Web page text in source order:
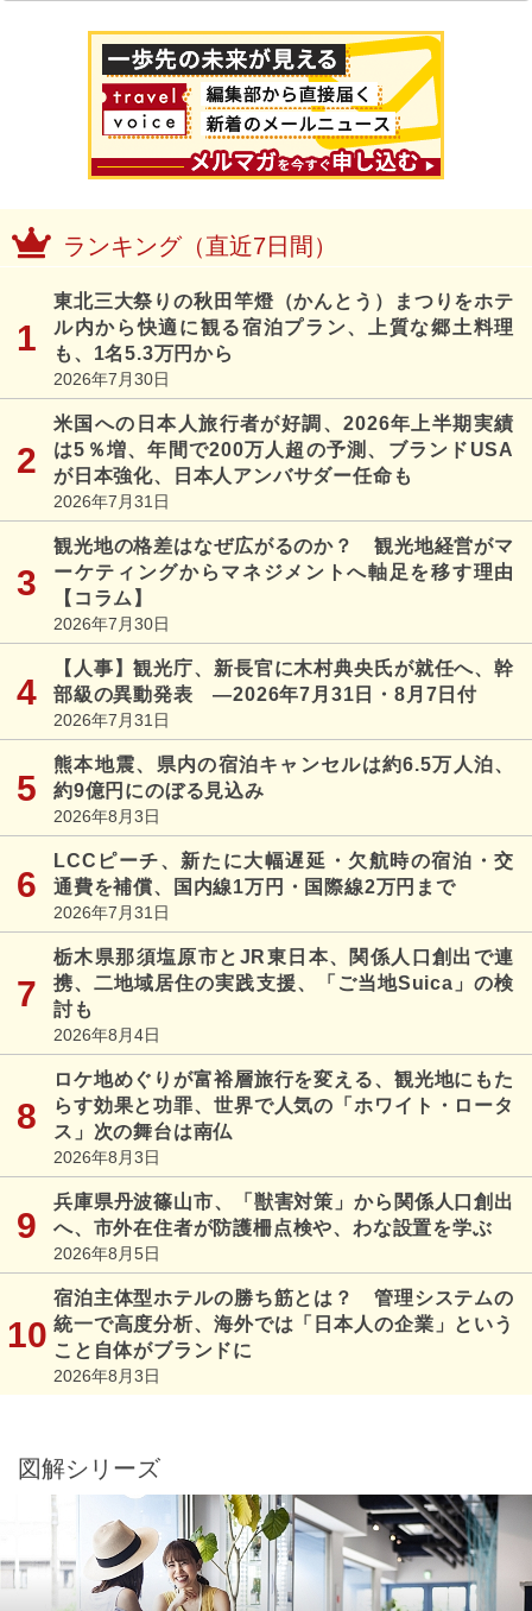
ランキング（直近7日間）
東北三大祭りの秋田竿燈（かんとう）まつりをホテ
ル内から快適に観る宿泊プラン、上質な郷土料理
も、1名5.3万円から
2026年7月30日
米国への日本人旅行者が好調、2026年上半期実績
は5％増、年間で200万人超の予測、ブランドUSA
が日本強化、日本人アンバサダー任命も
2026年7月31日
観光地の格差はなぜ広がるのか？ 観光地経営がマ
ーケティングからマネジメントへ軸足を移す理由
【コラム】
2026年7月30日
【人事】観光庁、新長官に木村典央氏が就任へ、幹
部級の異動発表 ―2026年7月31日・8月7日付
2026年7月31日
熊本地震、県内の宿泊キャンセルは約6.5万人泊、
約9億円にのぼる見込み
2026年8月3日
LCCピーチ、新たに大幅遅延・欠航時の宿泊・交
通費を補償、国内線1万円・国際線2万円まで
2026年7月31日
栃木県那須塩原市とJR東日本、関係人口創出で連
携、二地域居住の実践支援、「ご当地Suica」の検
討も
2026年8月4日
ロケ地めぐりが富裕層旅行を変える、観光地にもた
らす効果と功罪、世界で人気の「ホワイト・ロータ
ス」次の舞台は南仏
2026年8月3日
兵庫県丹波篠山市、「獣害対策」から関係人口創出
へ、市外在住者が防護柵点検や、わな設置を学ぶ
2026年8月5日
宿泊主体型ホテルの勝ち筋とは？ 管理システムの
統一で高度分析、海外では「日本人の企業」という
こと自体がブランドに
2026年8月3日
図解シリーズ